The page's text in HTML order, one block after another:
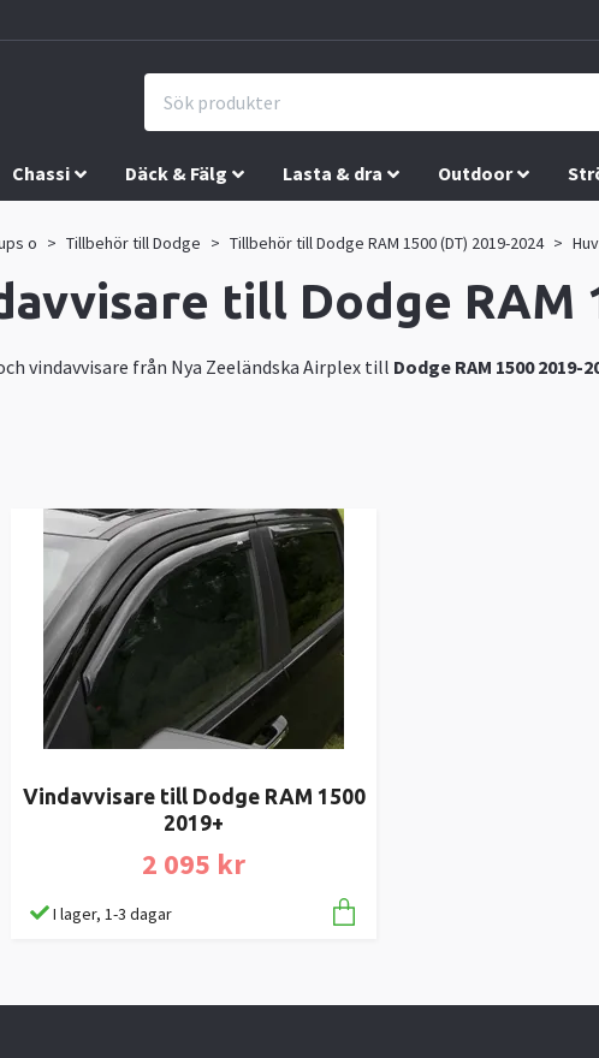
Chassi Däck & Fälg Lasta & dra Outdoor
o Tillbehör till Dodge Tillbehör till Dodge RAM 1500 (DT) 2019-2024
till Dodge RAM
vindavvisare från Nya Zeeländska Airplex till Dodge RAM 1500 2019-
Vindavvisare till Dodge RAM 1500
2019+
2 095 kr
I lager, 1-3 dagar